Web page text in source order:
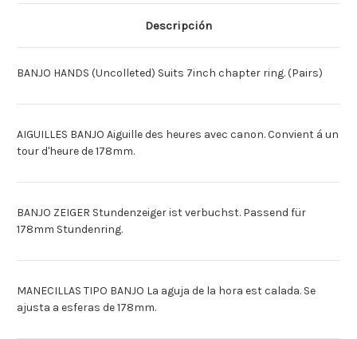
Descripción
BANJO HANDS (Uncolleted) Suits 7inch chapter ring. (Pairs)
AIGUILLES BANJO Aiguille des heures avec canon. Convient á un
tour d'heure de 178mm.
BANJO ZEIGER Stundenzeiger ist verbuchst. Passend für
178mm Stundenring.
MANECILLAS TIPO BANJO La aguja de la hora est calada. Se
ajusta a esferas de 178mm.